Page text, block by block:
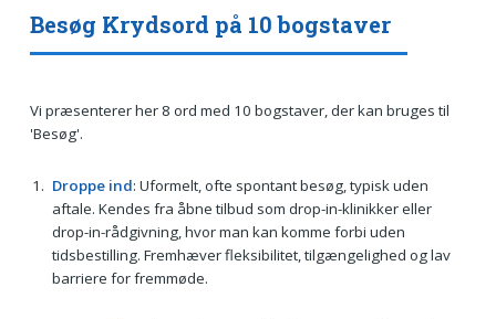
Besøg Krydsord på 10 bogstaver
Vi præsenterer her 8 ord med 10 bogstaver, der kan bruges til
'Besøg'.
Droppe ind: Uformelt, ofte spontant besøg, typisk uden
aftale. Kendes fra åbne tilbud som drop-in-klinikker eller
drop-in-rådgivning, hvor man kan komme forbi uden
tidsbestilling. Fremhæver fleksibilitet, tilgængelighed og lav
barriere for fremmøde.